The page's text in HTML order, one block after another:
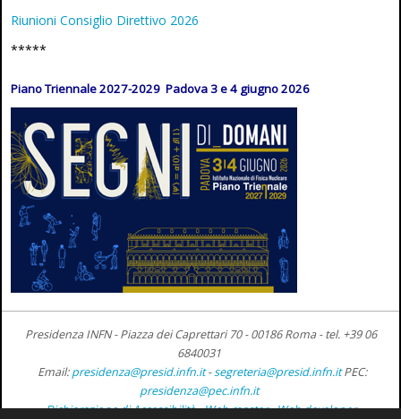
Riunioni Consiglio Direttivo 2026
*****
Piano Triennale 2027-2029 Padova 3 e 4 giugno 2026
Presidenza INFN - Piazza dei Caprettari 70 - 00186 Roma -tel. +39 06
6840031
Email:presidenza@presid.infn.it-segreteria@presid.infn.it PEC:
presidenza@pec.infn.it
Dichiarazione di Accessibilità-Web master-Web developer